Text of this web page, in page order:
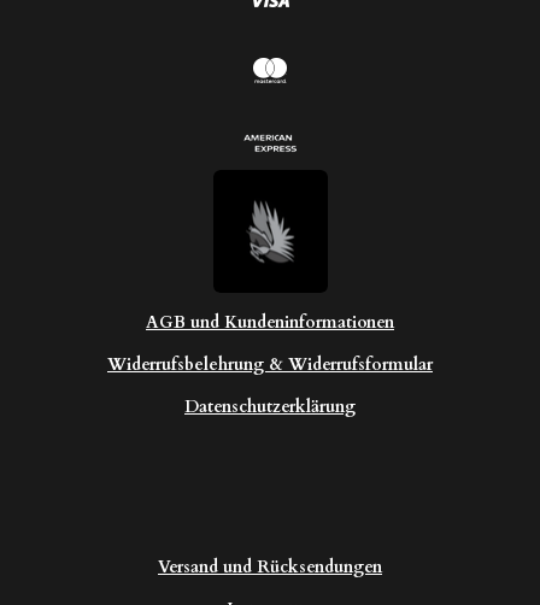
AGB und Kundeninformationen
Widerrufsbelehrung & Widerrufsformular
Datenschutzerklärung
Versand und Rücksendungen